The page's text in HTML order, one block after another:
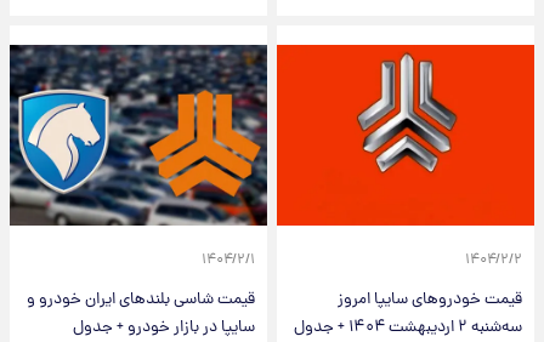
۱۴۰۴/۲/۲
قیمت خودرو‌های سایپا امروز
سه‌شنبه ۲ اردیبهشت ۱۴۰۴ + جدول
۱۴۰۴/۲/۱
قیمت شاسی بلندهای ایران خودرو و
سایپا در بازار خودرو + جدول